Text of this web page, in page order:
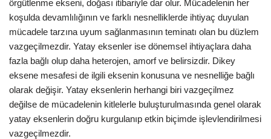
örgütlenme ekseni, doğası itibariyle dar olur. Mücadelenin her
koşulda devamlılığının ve farklı nesnelliklerde ihtiyaç duyulan
mücadele tarzına uyum sağlanmasının teminatı olan bu düzlem
vazgeçilmezdir. Yatay eksenler ise dönemsel ihtiyaçlara daha
fazla bağlı olup daha heterojen, amorf ve belirsizdir. Dikey
eksene mesafesi de ilgili eksenin konusuna ve nesnelliğe bağlı
olarak değişir. Yatay eksenlerin herhangi biri vazgeçilmez
değilse de mücadelenin kitlelerle buluşturulmasında genel olarak
yatay eksenlerin doğru kurgulanıp etkin biçimde işlevlendirilmesi
vazgeçilmezdir.